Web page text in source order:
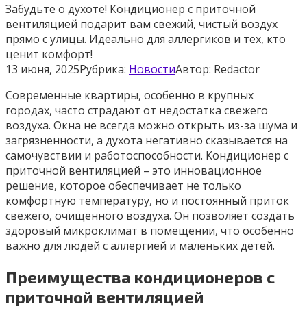
Забудьте о духоте! Кондиционер с приточной
вентиляцией подарит вам свежий, чистый воздух
прямо с улицы. Идеально для аллергиков и тех, кто
ценит комфорт!
13 июня, 2025Рубрика: НовостиАвтор: Redactor
Современные квартиры, особенно в крупных
городах, часто страдают от недостатка свежего
воздуха. Окна не всегда можно открыть из-за шума и
загрязненности, а духота негативно сказывается на
самочувствии и работоспособности. Кондиционер с
приточной вентиляцией – это инновационное
решение, которое обеспечивает не только
комфортную температуру, но и постоянный приток
свежего, очищенного воздуха. Он позволяет создать
здоровый микроклимат в помещении, что особенно
важно для людей с аллергией и маленьких детей.
Преимущества кондиционеров с
приточной вентиляцией